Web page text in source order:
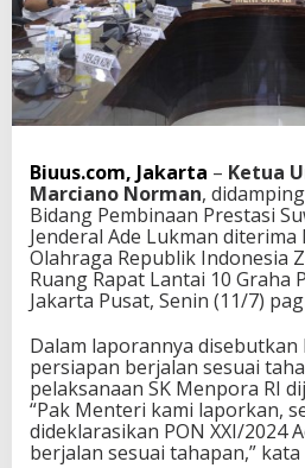
u
e
r
s
a
p
a
n
P
O
N
X
X
I
A
e
h
Biuus.com, Jakarta – Ketua
Marciano Norman,
Bidang Pembinaan Prestasi
Jenderal Ade Lukman
Olahraga Republik Indonesia
Ruang Rapat Lantai 10 Graha
Jakarta Pusat, Senin (11/7)
Dalam laporannya disebutkan
persiapan berjalan sesuai
pelaksanaan SK Menpora RI
“Pak Menteri kami laporkan,
dideklarasikan PON XXI/2024
berjalan sesuai tahapan,”